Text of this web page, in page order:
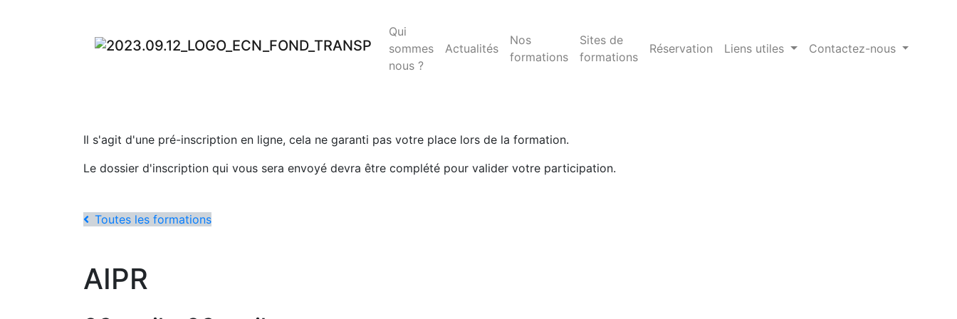
Qui
sommes
nous ?
Actualités
Nos
formations
Sites de
formations
Réservation Liens utiles Contactez-nous
Il s'agit d'une pré-inscription en ligne, cela ne garanti pas votre place lors de la formation.
Le dossier d'inscription qui vous sera envoyé devra être complété pour valider votre participation.
Toutes les formations
AIPR